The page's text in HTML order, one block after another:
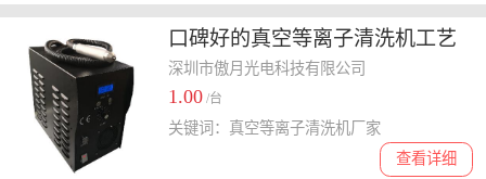
口碑好的真空等离子清洗机工艺
**厂家分析，怎么收费
深圳市傲月光电科技有限公司
1.00 /台
查看详细
关键词：真空等离子清洗机厂家